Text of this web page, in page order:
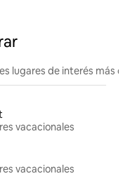
lugares de interés más
vacacionales
vacacionales